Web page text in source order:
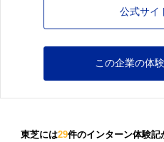
公式サイ
この企業の体
東芝には29件のインターン体験記